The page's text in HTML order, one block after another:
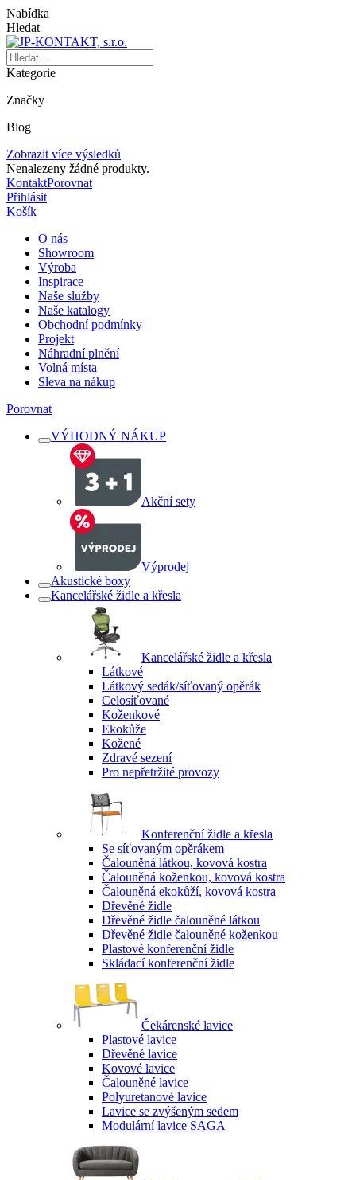
Nabídka
Hledat
Kategorie
Značky
Blog
Zobrazit více výsledků
Nenalezeny žádné produkty.
KontaktPorovnat
Přihlásit
Košík
O nás
Showroom
Výroba
Inspirace
Naše služby
Naše katalogy
Obchodní podmínky
Projekt
Náhradní plnění
Volná místa
Sleva na nákup
Porovnat
VÝHODNÝ NÁKUP
Akční sety
Výprodej
Akustické boxy
Kancelářské židle a křesla
Kancelářské židle a křesla
Látkové
Látkový sedák/síťovaný opěrák
Celosíťované
Koženkové
Ekokůže
Kožené
Zdravé sezení
Pro nepřetržité provozy
Konferenční židle a křesla
Se síťovaným opěrákem
Čalouněná látkou, kovová kostra
Čalouněná koženkou, kovová kostra
Čalouněná ekokůží, kovová kostra
Dřevěné židle
Dřevěné židle čalouněné látkou
Dřevěné židle čalouněné koženkou
Plastové konferenční židle
Skládací konferenční židle
Čekárenské lavice
Plastové lavice
Dřevěné lavice
Kovové lavice
Čalouněné lavice
Polyuretanové lavice
Lavice se zvýšeným sedem
Modulární lavice SAGA